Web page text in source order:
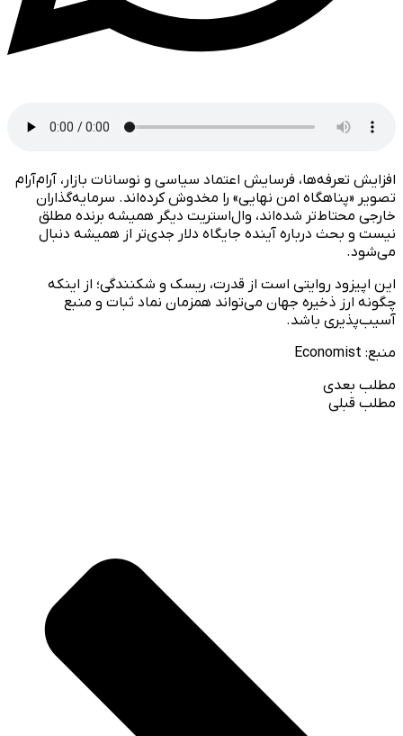
افزایش تعرفه‌ها، فرسایش اعتماد سیاسی و نوسانات بازار، آرام‌آرام
تصویر «پناهگاه امن نهایی» را مخدوش کرده‌اند. سرمایه‌گذاران
خارجی محتاط‌تر شده‌اند، وال‌استریت دیگر همیشه برنده مطلق
نیست و بحث درباره آینده جایگاه دلار جدی‌تر از همیشه دنبال
می‌شود.
این اپیزود روایتی است از قدرت، ریسک و شکنندگی؛ از اینکه
چگونه ارز ذخیره جهان می‌تواند همزمان نماد ثبات و منبع
آسیب‌پذیری باشد.
منبع: Economist
مطلب بعدی
مطلب قبلی